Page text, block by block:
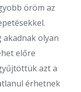
öröm az
akadnak olyan
előre
azt a
érhetnek